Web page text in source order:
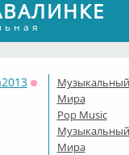
Оффлайн
Мира
Pop Music
Мира